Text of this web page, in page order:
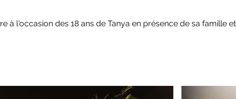
à l'occasion des 18 ans de Tanya en présence de sa famille